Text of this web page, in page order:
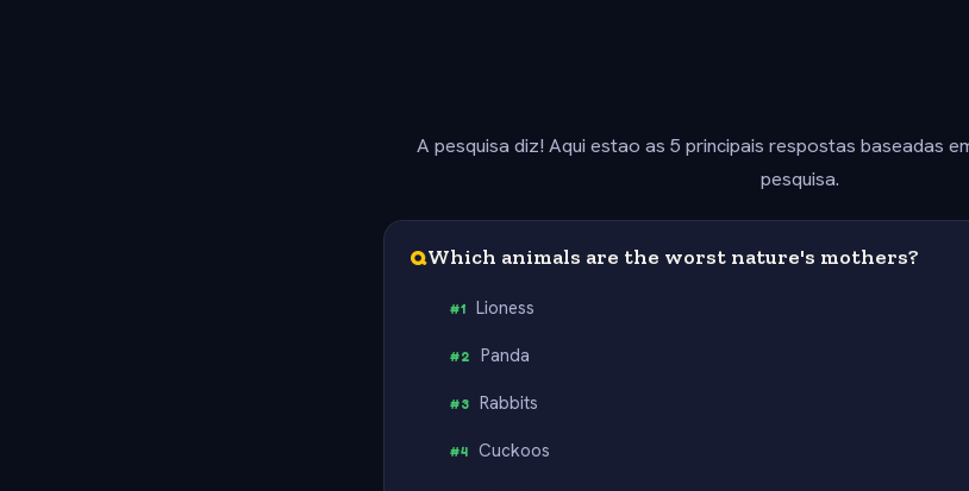
A pesquisa diz! Aqui estao as 5 principais respostas baseadas
pesquisa.
QWhich animals are the worst nature's mothers?
#1 Lioness
#2 Panda
#3 Rabbits
#4 Cuckoos